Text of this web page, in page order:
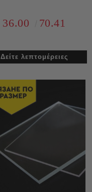
36.00 70.41
Δείτε λεπτομέρειες